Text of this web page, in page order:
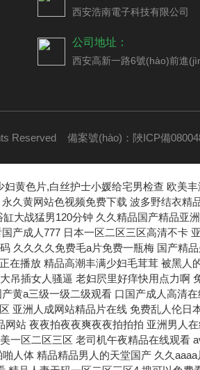
西安浩南電子科技有限公司
公司地址：
西安高新一路6號(hào)前進
Reserved 備案號(hào)：陜ICP備
黄色片,白丝护士小媛给宅男检查 欧美丰满熟妇aaaa片 野外亲子乱子伦长篇小说 国产精品国产三级国产av 不卡的国产无码澳门AV 国产三级黄色的在线观看 国产乱人伦一区二区精品 娇妻粗大高潮白浆 永久黄网站色视频免费下载 波多野结衣精品在线字幕 德国大肥女作爱高潮视频 久久久精品国产亚洲av 69成人免费视频无码专区 国产精品亚洲综合制服日韩 小说成人乱500篇小说 a国产在线观看 苍井空浴缸大战猛男120分钟 久久精品国产精品亚洲色婷婷 欧美成人aa视频免费观看 2022国产成人综合精品 精品老熟女一区二区三区 久久99精品一区二区三区 女生被叉逼网站 国产不卡的丝袜综合在线 在线观看国产成人777 日本一区二区三区高清不卡 亚洲 无码 AV 在线 情侣网站大黄网 美女被大鸡吧操插操插日 夫妻性生活黄色一级大片 伊人久久大香线蕉av一区 老妇被操到高潮内射视频 手机看中文字幕一区无码 久久久久免费毛a片免费一瓶梅 国产精品久久久久久搜索 日韩三极片在线免费播放 国产91麻豆视频免费看 色欲av无码一区二区三区 性一交一无一伦一精一品 成人黄网站免费观看久久 爆乳喷奶水无码正在播放 精品高潮丰满少妇毛茸茸 被黑人的大鸡吧插高潮了 国产亚洲精品久久久97密 玩乳吃奶无遮挡免费视频 操一操在线资源 黑鸡巴日白屄图 亚洲精品成人a在线观看 免费观看日b视频的网站 亚洲男人大吊插女人骚逼 老妇屄里好痒快用点力啊 免